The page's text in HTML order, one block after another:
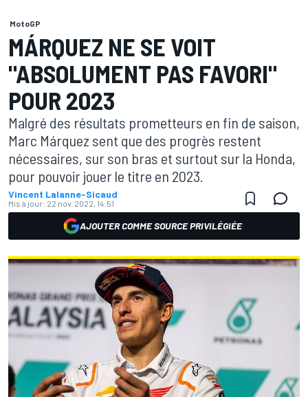
MotoGP
MÁRQUEZ NE SE VOIT
"ABSOLUMENT PAS FAVORI"
POUR 2023
Malgré des résultats prometteurs en fin de saison,
Marc Márquez sent que des progrès restent
nécessaires, sur son bras et surtout sur la Honda,
pour pouvoir jouer le titre en 2023.
Vincent Lalanne-Sicaud
Mis à jour: 22 nov. 2022, 14:51
AJOUTER COMME SOURCE PRIVILÉGIÉE